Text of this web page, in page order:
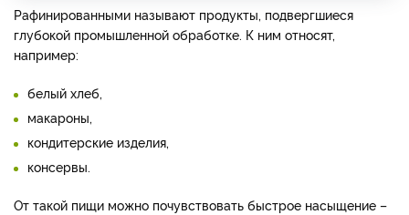
Рафинированными называют продукты, подвергшиеся
глубокой промышленной обработке. К ним относят,
например:
белый хлеб,
макароны,
кондитерские изделия,
консервы.
От такой пищи можно почувствовать быстрое насыщение –